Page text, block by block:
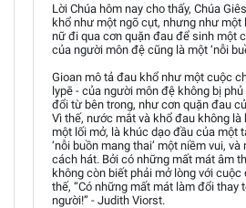
Lời Chúa hôm nay cho thấy, Chúa
khổ như một ngõ cụt, nhưng như một
nữ đi qua cơn quặn đau để sinh một
của người môn đệ cũng là một ‘nỗi
Gioan mô tả đau khổ như một cuộc
lypē - của người môn đệ không bị
đổi từ bên trong, như cơn quặn đau
Vì thế, nước mắt và khổ đau không
một lối mở, là khúc dạo đầu của một
‘nỗi buồn mang thai’ một niềm vui,
cách hát. Bởi có những mất mát âm
không còn biết phải mở lòng với cuộc
thế, “Có những mất mát làm đổi thay
người!” - Judith Viorst.